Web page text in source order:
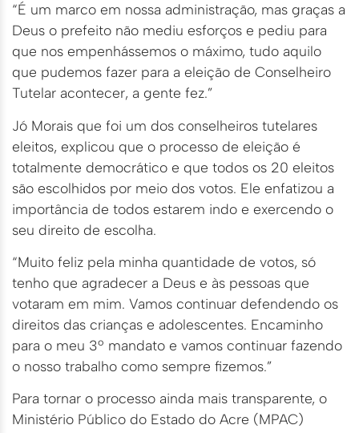
“É um marco em nossa administração, mas graças a
Deus o prefeito não mediu esforços e pediu para
que nos empenhássemos o máximo, tudo aquilo
que pudemos fazer para a eleição de Conselheiro
Tutelar acontecer, a gente fez.”
Jó Morais que foi um dos conselheiros tutelares
eleitos, explicou que o processo de eleição é
totalmente democrático e que todos os 20 eleitos
são escolhidos por meio dos votos. Ele enfatizou a
importância de todos estarem indo e exercendo o
seu direito de escolha.
“Muito feliz pela minha quantidade de votos, só
tenho que agradecer a Deus e às pessoas que
votaram em mim. Vamos continuar defendendo os
direitos das crianças e adolescentes. Encaminho
para o meu 3º mandato e vamos continuar fazendo
o nosso trabalho como sempre fizemos.”
Para tornar o processo ainda mais transparente, o
Ministério Público do Estado do Acre (MPAC)